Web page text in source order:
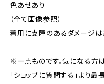
色あせあり
（全て画像参照）
着用に支障のあるダメージは
※一点ものです。気になる方
「ショップに質問する」より